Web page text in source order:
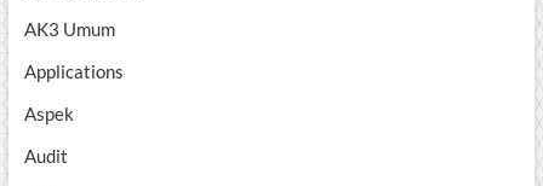
AK3 Umum
Applications
Aspek
Audit